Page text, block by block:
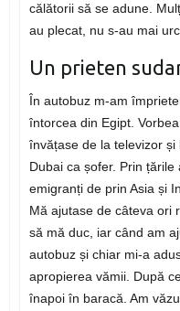
călătorii să se adune.
au plecat, nu s-au mai
Un prieten
În autobuz m-am
întorcea din Egipt.
învățase de la televizor și
Dubai ca șofer. Prin
emigranți de prin Asia și
Mă ajutase de câteva ori
să mă duc, iar când am
autobuz și chiar mi-a
apropierea vămii. După
înapoi în baracă. Am